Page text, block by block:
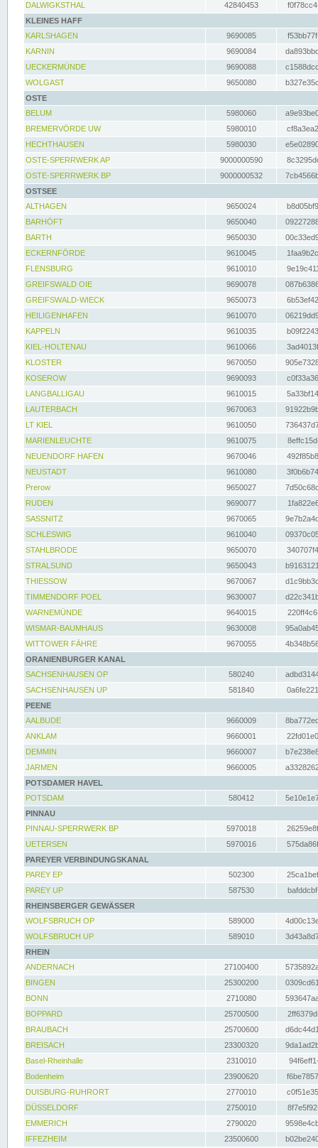
DALWIGKSTHAL
42840453
KLEINES HAFF
KARLSHAGEN
9690085
KARNIN
9690084
UECKERMÜNDE
9690088
WOLGAST
9650080
OSTE
BELUM
5980060
BREMERVÖRDE UW
5980010
HECHTHAUSEN
5980030
OSTE-SPERRWERK AP
9000000590
OSTE-SPERRWERK BP
9000000532
OSTSEE
ALTHAGEN
9650024
BARHÖFT
9650040
BARTH
9650030
ECKERNFÖRDE
9610045
FLENSBURG
9610010
GREIFSWALD OIE
9690078
GREIFSWALD-WIECK
9650073
HEILIGENHAFEN
9610070
KAPPELN
9610035
KIEL-HOLTENAU
9610066
KLOSTER
9670050
KOSEROW
9690093
LANGBALLIGAU
9610015
LAUTERBACH
9670063
LT KIEL
9610050
MARIENLEUCHTE
9610075
NEUENDORF HAFEN
9670046
NEUSTADT
9610080
Prerow
9650027
RUDEN
9690077
SASSNITZ
9670065
SCHLESWIG
9610040
STAHLBRODE
9650070
STRALSUND
9650043
THIESSOW
9670067
TIMMENDORF POEL
9630007
WARNEMÜNDE
9640015
WISMAR-BAUMHAUS
9630008
WITTOWER FÄHRE
9670055
ORANIENBURGER KANAL
SACHSENHAUSEN OP
580240
SACHSENHAUSEN UP
581840
PEENE
AALBUDE
9660009
ANKLAM
9660001
DEMMIN
9660007
JARMEN
9660005
POTSDAMER HAVEL
POTSDAM
580412
PINNAU
PINNAU-SPERRWERK BP
5970018
UETERSEN
5970016
PAREYER VERBINDUNGSKANAL
PAREY EP
502300
PAREY UP
587530
RHEINSBERGER GEWÄSSER
WOLFSBRUCH OP
589000
WOLFSBRUCH UP
589010
RHEIN
ANDERNACH
27100400
BINGEN
25300200
BONN
2710080
BOPPARD
25700500
BRAUBACH
25700600
BREISACH
23300320
Basel-Rheinhalle
2310010
Bodenheim
23900620
DUISBURG-RUHRORT
2770010
DÜSSELDORF
2750010
EMMERICH
2790020
IFFEZHEIM
23500600